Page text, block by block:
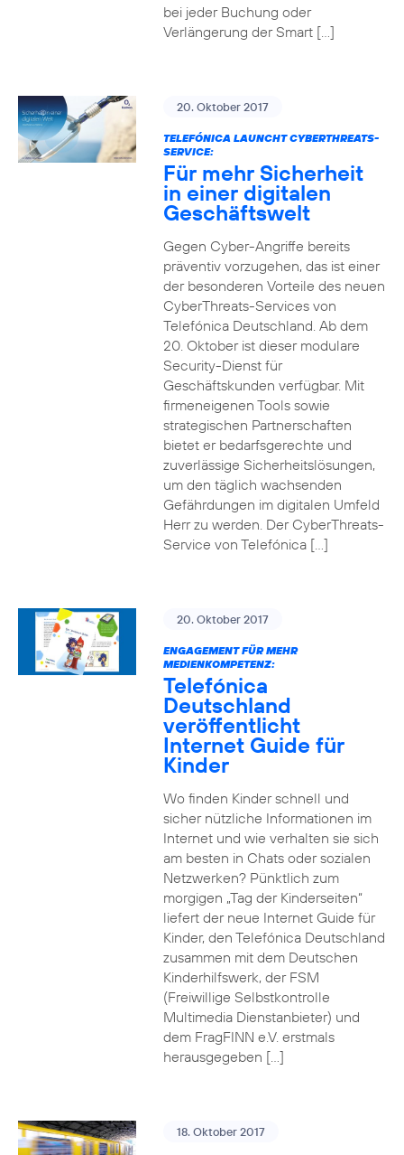
bei jeder Buchung oder
Verlängerung der Smart […]
20. Oktober 2017
TELEFÓNICA LAUNCHT CYBERTHREATS-
SERVICE:
Für mehr Sicherheit
in einer digitalen
Geschäftswelt
Gegen Cyber-Angriffe bereits
präventiv vorzugehen, das ist einer
der besonderen Vorteile des neuen
CyberThreats-Services von
Telefónica Deutschland. Ab dem
20. Oktober ist dieser modulare
Security-Dienst für
Geschäftskunden verfügbar. Mit
firmeneigenen Tools sowie
strategischen Partnerschaften
bietet er bedarfsgerechte und
zuverlässige Sicherheitslösungen,
um den täglich wachsenden
Gefährdungen im digitalen Umfeld
Herr zu werden. Der CyberThreats-
Service von Telefónica […]
20. Oktober 2017
ENGAGEMENT FÜR MEHR
MEDIENKOMPETENZ:
Telefónica
Deutschland
veröffentlicht
Internet Guide für
Kinder
Wo finden Kinder schnell und
sicher nützliche Informationen im
Internet und wie verhalten sie sich
am besten in Chats oder sozialen
Netzwerken? Pünktlich zum
morgigen „Tag der Kinderseiten“
liefert der neue Internet Guide für
Kinder, den Telefónica Deutschland
zusammen mit dem Deutschen
Kinderhilfswerk, der FSM
(Freiwillige Selbstkontrolle
Multimedia Dienstanbieter) und
dem FragFINN e.V. erstmals
herausgegeben […]
18. Oktober 2017